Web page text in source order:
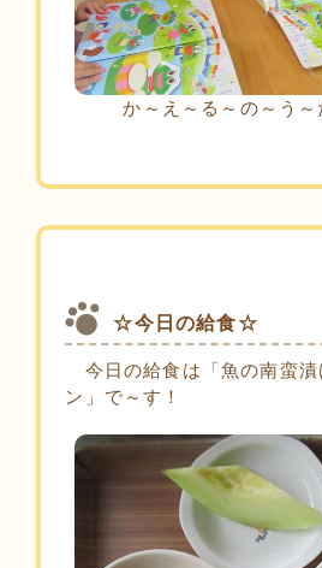
か～え～る～の～う
☆今日の給食☆
今日の給食は「魚の南蛮漬
ン」で～す！